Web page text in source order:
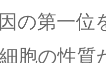
の第一
胞の性質